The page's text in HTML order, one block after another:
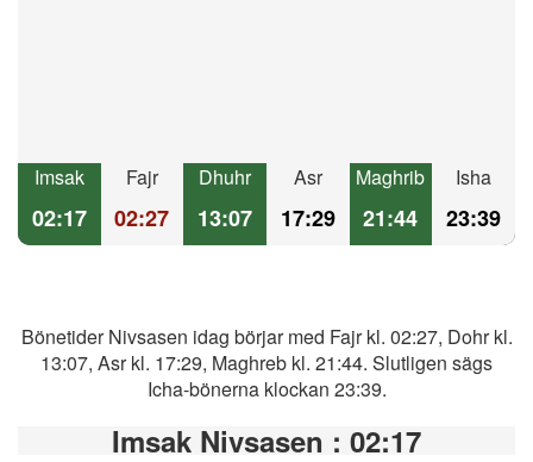
Imsak
02:17
Fajr
02:27
Dhuhr
13:07
Asr
17:29
Maghrib
21:44
Isha
23:39
Bönetider Nivsasen idag börjar med Fajr kl. 02:27, Dohr kl.
13:07, Asr kl. 17:29, Maghreb kl. 21:44. Slutligen sägs
Icha-bönerna klockan 23:39.
Imsak Nivsasen : 02:17